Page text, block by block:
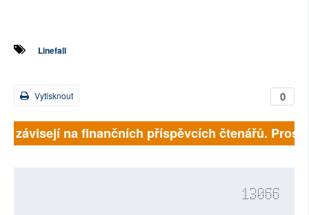
Linefall
0
Vytisknout
závisejí na finančních příspěvcích čtenářů.
13066